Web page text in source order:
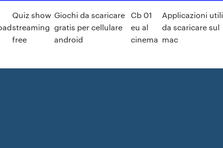
Quiz show
streaming
free
Giochi da scaricare
gratis per cellulare
android
Cb 01
eu al
cinema
Applicazioni utili
da scaricare sul
mac